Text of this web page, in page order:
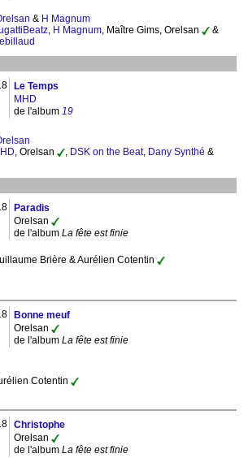
& H Magnum
, H Magnum, Maître Gims, Orelsan
&
Le Temps
MHD
de l'album 19
, Orelsan , DSK on the Beat, Dany Synthé &
Paradis
Orelsan
de l'album La fête est finie
Brière & Aurélien Cotentin
Bonne meuf
Orelsan
de l'album La fête est finie
Cotentin
Christophe
Orelsan
de l'album La fête est finie